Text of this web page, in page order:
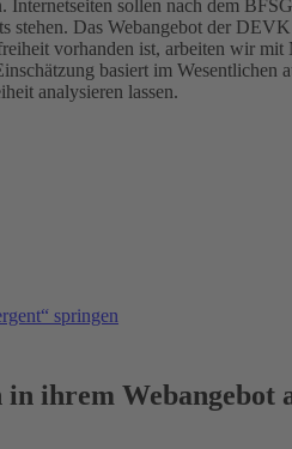
sollen nach dem
stehen. Das Webangebot der
vorhanden ist, arbeiten wir
basiert im Wesentlichen
analysieren lassen.
springen
ihrem Webangebot